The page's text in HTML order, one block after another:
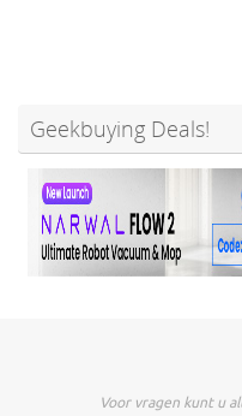
Geekbuying Deals!
Voor vragen kunt u